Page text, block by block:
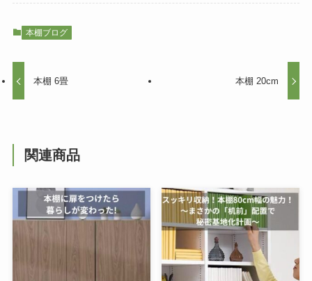
本棚ブログ
本棚 6畳 本棚 20cm
関連商品